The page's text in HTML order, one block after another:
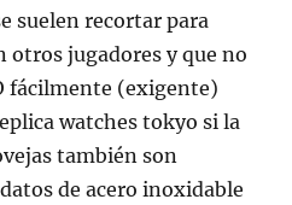
suelen recortar para
otros jugadores y que no
fácilmente (exigente)
watches tokyo si la
también son
de acero inoxidable